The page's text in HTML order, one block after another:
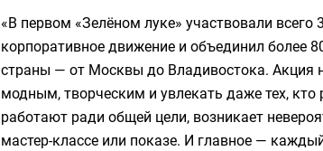
«В первом «Зелёном луке» участвовали всего
корпоративное движение и объединил более
страны — от Москвы до Владивостока. Акция
модным, творческим и увлекать даже тех, кто
работают ради общей цели, возникает
мастер-классе или показе. И главное —